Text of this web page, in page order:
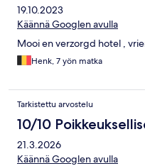
19.10.2023
Käännä Googlen avulla
Mooi en verzorgd hotel ,
Henk, 7 yön matka
Tarkistettu arvostelu
10/10
21.3.2026
Käännä Googlen avulla